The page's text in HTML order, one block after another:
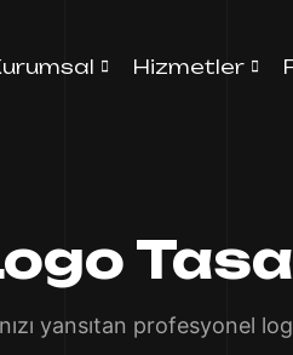
Hizmetler
yansıtan profesyonel